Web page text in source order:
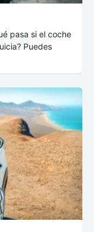
pasa si el coche
Puedes